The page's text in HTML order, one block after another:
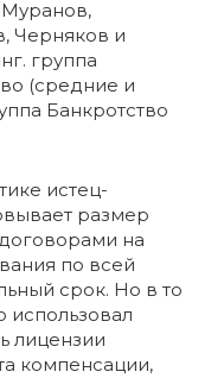
Муранов,
Черняков и
группа
(средние и
Банкротство
истец-
размер
на
по всей
срок. Но в то
использовал
лицензии
компенсации,